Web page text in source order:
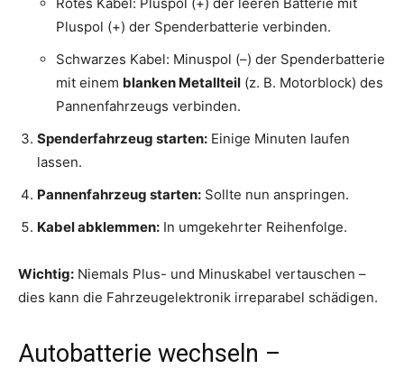
Pluspol (+) der Spenderbatterie verbinden.
Schwarzes Kabel: Minuspol (–) der Spenderbatterie
mit einem blanken Metallteil (z. B. Motorblock) des
Pannenfahrzeugs verbinden.
Spenderfahrzeug starten: Einige Minuten laufen
lassen.
Pannenfahrzeug starten: Sollte nun anspringen.
Kabel abklemmen: In umgekehrter Reihenfolge.
Wichtig: Niemals Plus- und Minuskabel vertauschen –
dies kann die Fahrzeugelektronik irreparabel schädigen.
Autobatterie wechseln –